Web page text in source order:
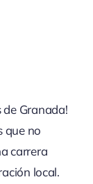
Granada!
que no
carrera
local.